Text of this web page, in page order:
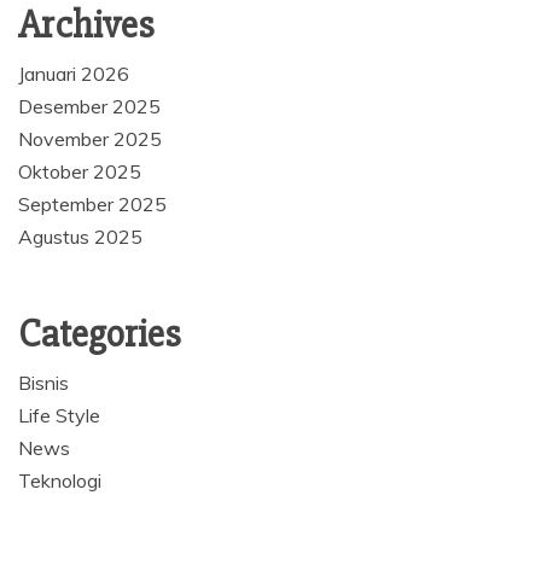
Archives
Januari 2026
Desember 2025
November 2025
Oktober 2025
September 2025
Agustus 2025
Categories
Bisnis
Life Style
News
Teknologi